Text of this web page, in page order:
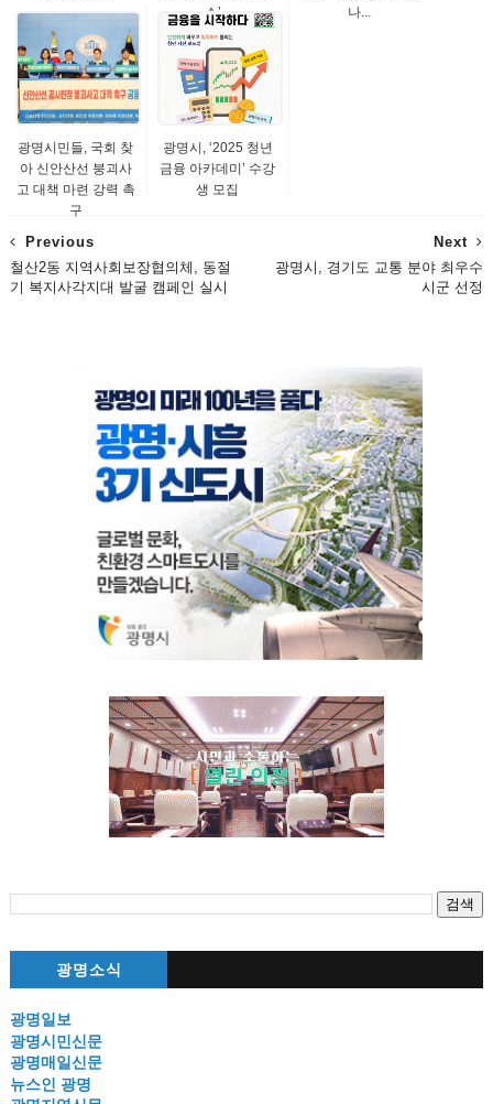
스’...
나...
광명시민들, 국회 찾
아 신안산선 붕괴사
고 대책 마련 강력 촉
구
광명시, ‘2025 청년
금융 아카데미’ 수강
생 모집
Next
광명시, 경기도 교통 분야 최우수
시군 선정
Previous
철산2동 지역사회보장협의체, 동절
기 복지사각지대 발굴 캠페인 실시
광명소식
광명일보
광명시민신문
광명매일신문
뉴스인 광명